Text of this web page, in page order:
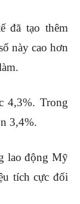
đã tạo thêm
này cao hơn
4,3%. Trong
3,4%.
lao động Mỹ
tích cực đối